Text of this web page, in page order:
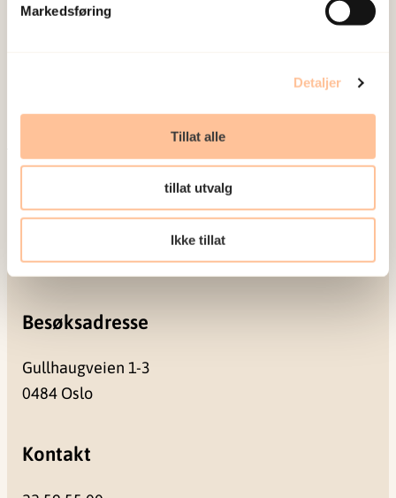
Markedsføring
Detaljer
Tillat alle
tillat utvalg
Ikke tillat
Meld deg på vårt nyhetsbrev
0409 Oslo
Besøksadresse
Gullhaugveien 1-3
0484 Oslo
Kontakt